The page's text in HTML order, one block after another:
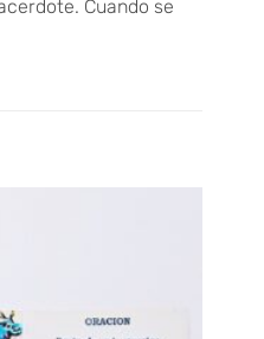
Cuando se